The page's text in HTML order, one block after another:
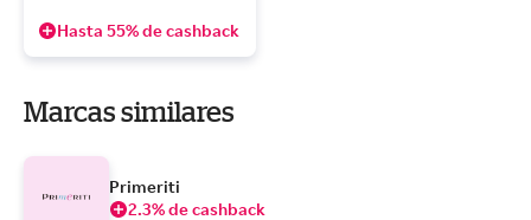
Hasta 55% de cashback
Marcas similares
Primeriti
2.3% de cashback